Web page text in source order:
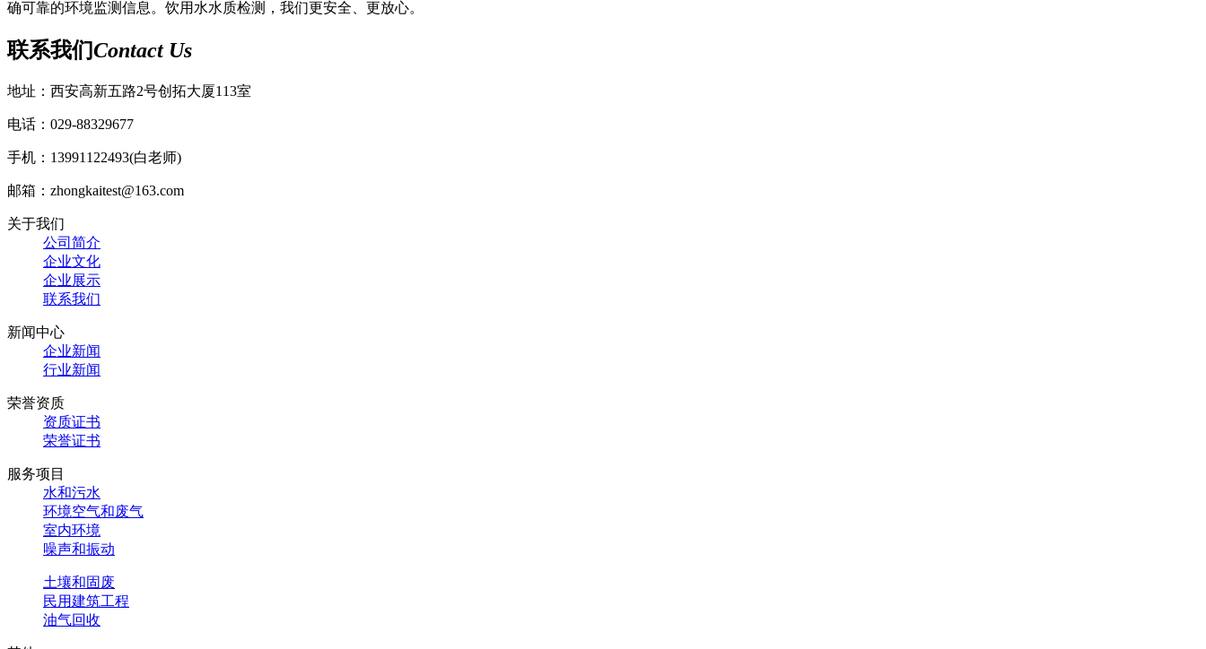
确可靠的环境监测信息。饮用水水质检测，我们更安全、更放心。
联系我们Contact Us
地址：西安高新五路2号创拓大厦113室
电话：029-88329677
手机：13991122493(白老师)
邮箱：zhongkaitest@163.com
关于我们
公司简介
企业文化
企业展示
联系我们
新闻中心
企业新闻
行业新闻
荣誉资质
资质证书
荣誉证书
服务项目
水和污水
环境空气和废气
室内环境
噪声和振动
土壤和固废
民用建筑工程
油气回收